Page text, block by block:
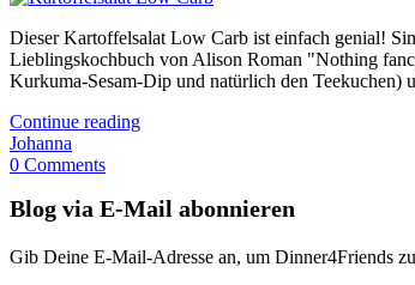
Dieser Kartoffelsalat Low Carb ist einfach genial!
Lieblingskochbuch von Alison Roman "Nothing
Kurkuma-Sesam-Dip und natürlich den Teekuchen)
Continue reading
Johanna
0 Comments
Blog via E-Mail abonnieren
Gib Deine E-Mail-Adresse an, um Dinner4Friends